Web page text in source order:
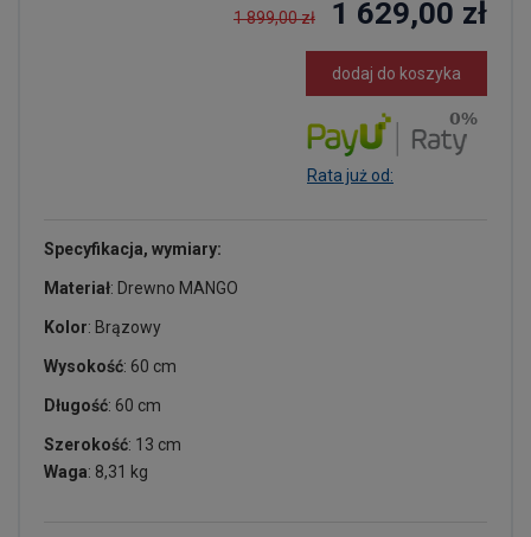
1 899,00 zł 1 629,00 zł
dodaj do koszyka
Rata już od:
Specyfikacja, wymiary:
Materiał: Drewno MANGO
Kolor: Brązowy
Wysokość: 60 cm
Długość: 60 cm
Szerokość: 13 cm
Waga: 8,31 kg